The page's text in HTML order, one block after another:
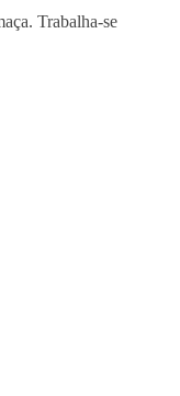
Trabalha-se